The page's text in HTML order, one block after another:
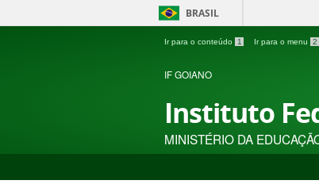
BRASIL
Ir para o conteúdo 1 Ir para o menu 2
IF GOIANO
Instituto
MINISTÉRIO DA